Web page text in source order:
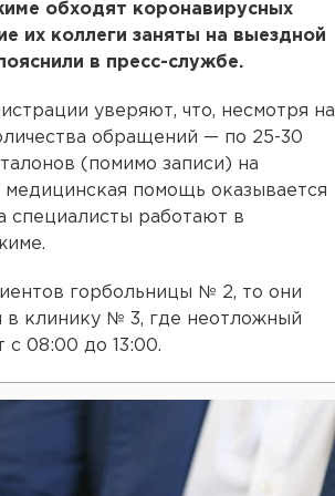
обходят коронавирусных
их коллеги заняты на выездной
в пресс-службе.
уверяют, что, несмотря на
обращений — по 25-30
(помимо записи) на
помощь оказывается
специалисты работают в
горбольницы № 2, то они
в клинику № 3, где неотложный
с 08:00 до 13:00.